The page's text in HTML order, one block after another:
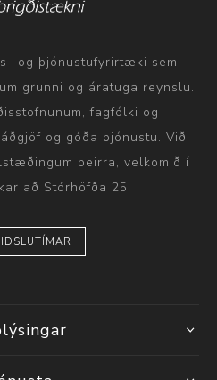
og þjónustufyrirtæki sem
grunni og áratuga reynslu.
fagfólki og
og góða þjónustu. Við
þeirra, velkomið í
að Stórhöfða 25.